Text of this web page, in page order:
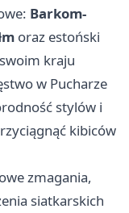
Barkom-
oraz estoński
kraju
w Pucharze
stylów i
kibiców
zmagania,
siatkarskich